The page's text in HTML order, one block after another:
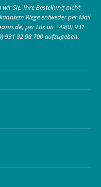
wir Sie, Ihre Bestellung nicht
Wege entweder per Mail
, per Fax an +49(0) 931
931 32 98 700aufzugeben.